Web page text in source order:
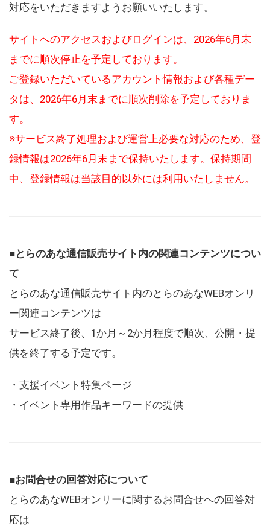
対応をいただきますようお願いいたします。
サイトへのアクセスおよびログインは、2026年6月末
までに順次停止を予定しております。
ご登録いただいているアカウント情報および各種デー
タは、2026年6月末までに順次削除を予定しておりま
す。
※サービス終了処理および運営上必要な対応のため、登
録情報は2026年6月末まで保持いたします。保持期間
中、登録情報は当該目的以外には利用いたしません。
■とらのあな通信販売サイト内の関連コンテンツについ
て
とらのあな通信販売サイト内のとらのあなWEBオンリ
ー関連コンテンツは
サービス終了後、1か月～2か月程度で順次、公開・提
供を終了する予定です。
・支援イベント特集ページ
・イベント専用作品キーワードの提供
■お問合せの回答対応について
とらのあなWEBオンリーに関するお問合せへの回答対
応は